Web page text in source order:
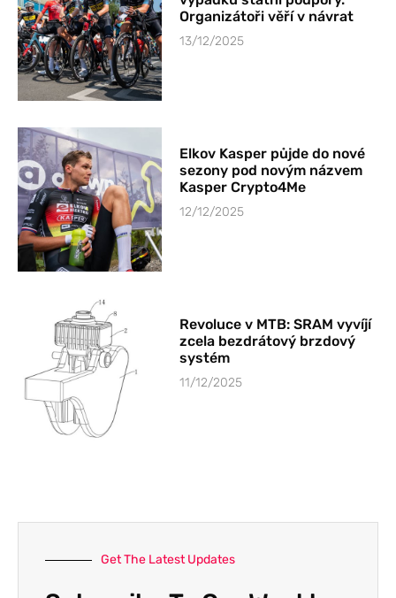
Organizátoři věří v návrat
13/12/2025
Elkov Kasper půjde do nové
sezony pod novým názvem
Kasper Crypto4Me
12/12/2025
Revoluce v MTB: SRAM vyvíjí
zcela bezdrátový brzdový
systém
11/12/2025
Get The Latest Updates